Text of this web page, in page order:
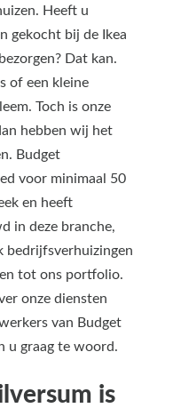
Heeft u
gekocht bij de Ikea
Dat kan.
of een kleine
Toch is onze
hebben wij het
Budget
voor minimaal 50
en heeft
in deze branche,
bedrijfsverhuizingen
tot ons portfolio.
onze diensten
van Budget
u graag te woord.
is